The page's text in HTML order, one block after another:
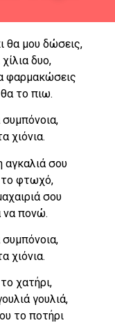
θα μου δώσεις,
δυο,
φαρμακώσεις
το πιω.
χιόνια.
αγκαλιά σου
το φτωχό,
σου
να πονώ.
χιόνια.
χατήρι,
γουλιά,
το ποτήρι